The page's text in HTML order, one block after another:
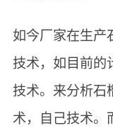
如今厂家在生产
技术，如目前的
技术。来分析石
术，自己技术。